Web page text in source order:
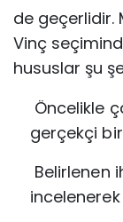
de geçerlidir.
Vinç
hususlar şu
Öncelikle
gerçekçi
Belirlenen
incelenerek